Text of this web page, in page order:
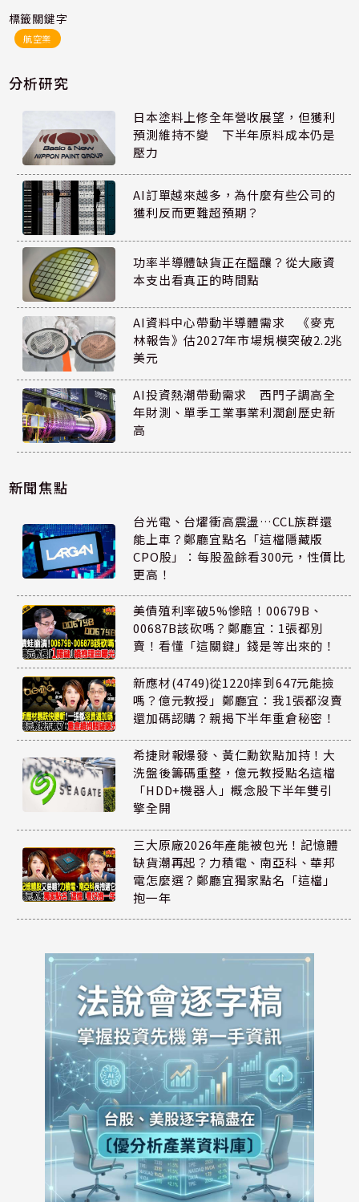
標籤關鍵字
航空業
分析研究
日本塗料上修全年營收展望，但獲利
預測維持不變 下半年原料成本仍是
壓力
AI訂單越來越多，為什麼有些公司的
獲利反而更難超預期？
功率半導體缺貨正在醞釀？從大廠資
本支出看真正的時間點
AI資料中心帶動半導體需求 《麥克
林報告》估2027年市場規模突破2.2兆
美元
AI投資熱潮帶動需求 西門子調高全
年財測、單季工業事業利潤創歷史新
高
新聞焦點
台光電、台燿衝高震盪…CCL族群還
能上車？鄭廳宜點名「這檔隱藏版
CPO股」：每股盈餘看300元，性價比
更高！
美債殖利率破5%慘賠！00679B、
00687B該砍嗎？鄭廳宜：1張都別
賣！看懂「這關鍵」錢是等出來的！
新應材(4749)從1220摔到647元能撿
嗎？億元教授」鄭廳宜：我1張都沒賣
還加碼認購？親揭下半年重倉秘密！
希捷財報爆發、黃仁勳欽點加持！大
洗盤後籌碼重整，億元教授點名這檔
「HDD+機器人」概念股下半年雙引
擎全開
三大原廠2026年產能被包光！記憶體
缺貨潮再起？力積電、南亞科、華邦
電怎麼選？鄭廳宜獨家點名「這檔」
抱一年